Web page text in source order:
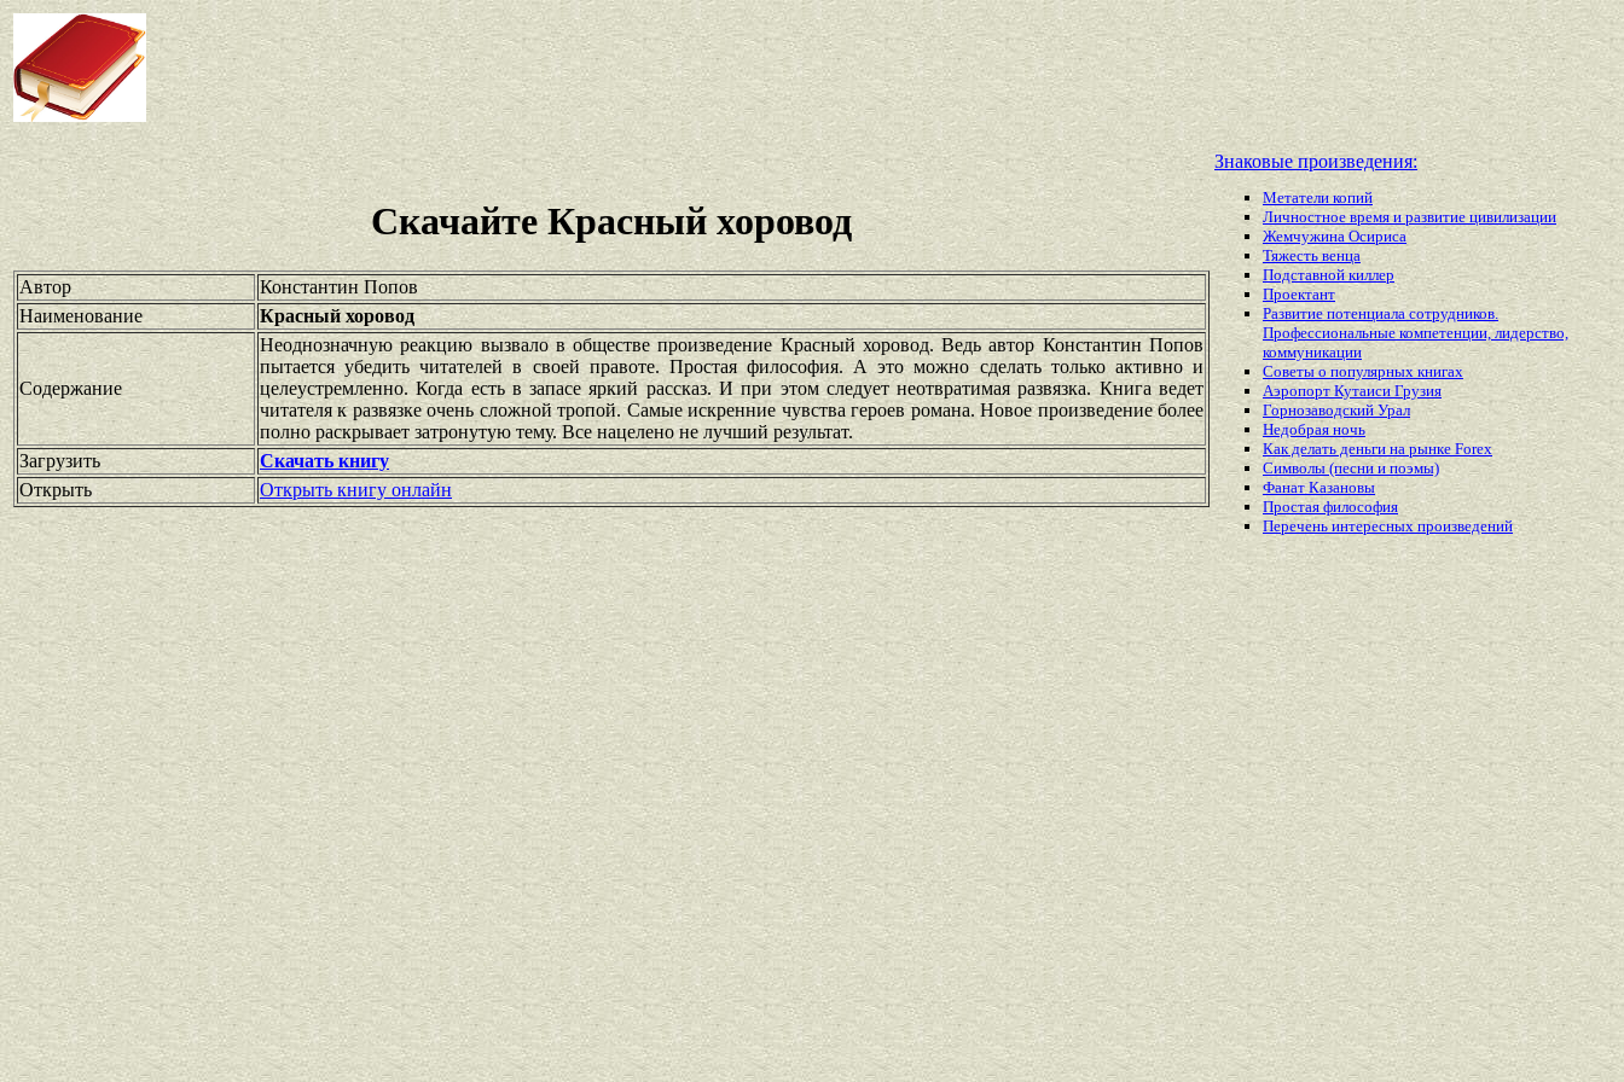
Скачайте Красный хоровод
Автор
Константин Попов
Наименование
Красный хоровод
Содержание
Неоднозначную реакцию вызвало в обществе произведение Красный хоровод. Ведь автор Константин Попов
пытается убедить читателей в своей правоте. Простая философия. А это можно сделать только активно и
целеустремленно. Когда есть в запасе яркий рассказ. И при этом следует неотвратимая развязка. Книга ведет
читателя к развязке очень сложной тропой. Самые искренние чувства героев романа. Новое произведение более
полно раскрывает затронутую тему. Все нацелено не лучший результат.
Загрузить
Скачать книгу
Открыть
Открыть книгу онлайн
Знаковые произведения:
Метатели копий
Личностное время и развитие цивилизации
Жемчужина Осириса
Тяжесть венца
Подставной киллер
Проектант
Развитие потенциала сотрудников.
Профессиональные компетенции, лидерство,
коммуникации
Советы о популярных книгах
Аэропорт Кутаиси Грузия
Горнозаводский Урал
Недобрая ночь
Как делать деньги на рынке Forex
Символы (песни и поэмы)
Фанат Казановы
Простая философия
Перечень интересныхпроизведений